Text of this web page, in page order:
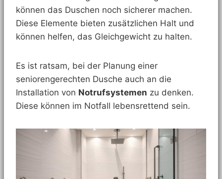
können das Duschen noch sicherer machen.
Diese Elemente bieten zusätzlichen Halt und
können helfen, das Gleichgewicht zu halten.
Es ist ratsam, bei der Planung einer
seniorengerechten Dusche auch an die
Installation von Notrufsystemen zu denken.
Diese können im Notfall lebensrettend sein.